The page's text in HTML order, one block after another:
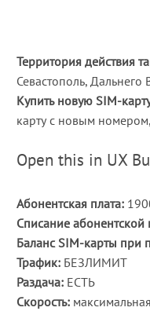
Территория действия
Севастополь, Дальнего
Купить новую SIM-
карту с новым
Open this in UX
Абонентская плата:
Списание абонентской
Баланс SIM-карты при
Трафик: БЕЗЛИМИТ
Раздача: ЕСТЬ
Скорость: